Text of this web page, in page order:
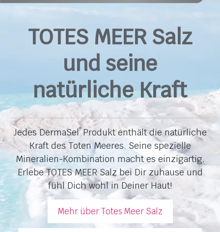
TOTES MEER Salz
und seine
natürliche Kraft
Jedes DermaSel® Produkt enthält die natürliche
Kraft des Toten Meeres. Seine spezielle
Mineralien-Kombination macht es einzigartig.
Erlebe TOTES MEER Salz bei Dir zuhause und
fühl Dich wohl in Deiner Haut!
Mehr über Totes Meer Salz